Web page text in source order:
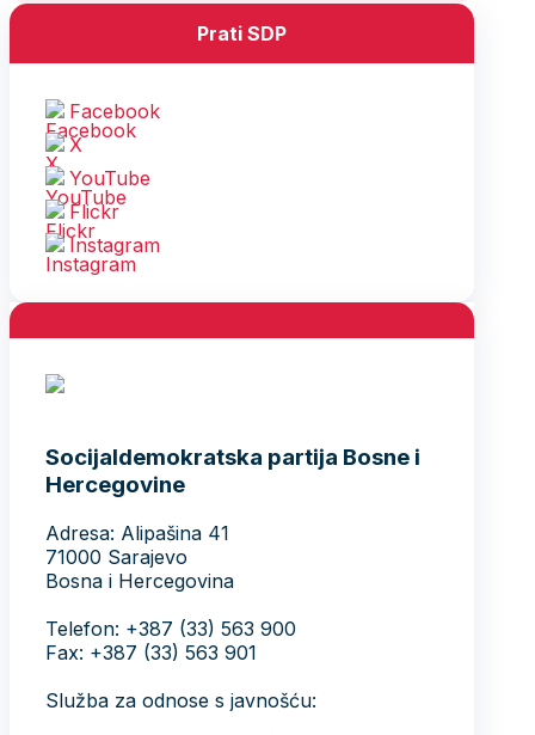
Prati SDP
Facebook
X
YouTube
Flickr
Instagram
Socijaldemokratska partija Bosne i
Hercegovine
Adresa: Alipašina 41
71000 Sarajevo
Bosna i Hercegovina
Telefon: +387 (33) 563 900
Fax: +387 (33) 563 901
Služba za odnose s javnošću: